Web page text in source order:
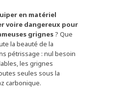
en matériel
voire dangereux pour
grignes? Que
la beauté de la
pétrissage : nul besoin
les grignes
seules sous la
carbonique.